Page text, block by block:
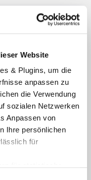
Website
& Plugins, um die
anpassen zu
die Verwendung
sozialen Netzwerken
Anpassen von
Ihre persönlichen
für
Prag
Praha
oder online)